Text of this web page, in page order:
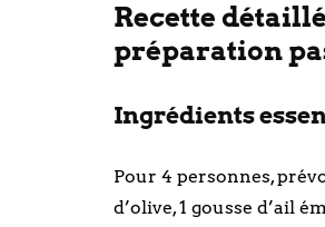
Recette
préparation
Ingrédients
Pour 4 personnes,
d’olive, 1 gousse d’ail